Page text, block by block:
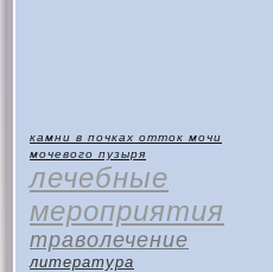
камни в почках отток мочи
мочевого пузыря
лечебные
мероприятия
траволечение
литература